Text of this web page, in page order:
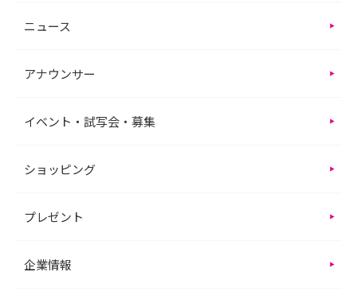
ニュース
アナウンサー
イベント・試写会・募集
ショッピング
プレゼント
企業情報